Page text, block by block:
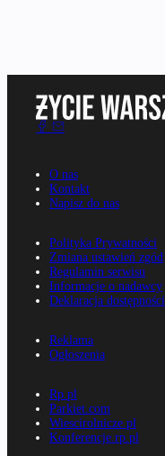
O nas
Kontakt
Napisz do nas
Polityka Prywatności
Zmiana ustawień zgód
Regulamin serwisu
Informacje o nadawcy
Deklaracja dostępności
Reklama
Ogłoszenia
Rp.pl
Parkiet.com
Wiescirolnicze.pl
Konferencje.rp.pl